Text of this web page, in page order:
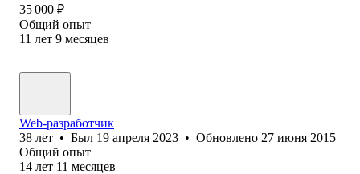
35 000 ₽
Общий опыт
11 лет 9 месяцев
Web-разработчик
38 лет • Был 19 апреля 2023 • Обновлено 27 июня 2015
Общий опыт
14 лет 11 месяцев